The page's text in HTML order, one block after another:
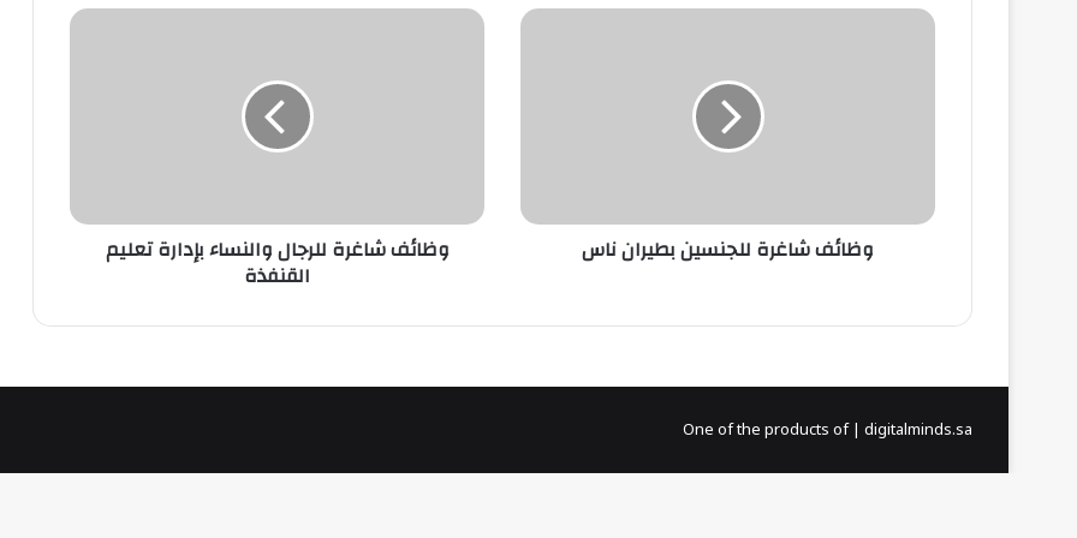
وظائف
وظائف شاغرة للجنسين بطيران ناس
وظائف
وظائف شاغرة للرجال والنساء بإدارة تعليم
القنفذة
One of the products of | digitalminds.sa